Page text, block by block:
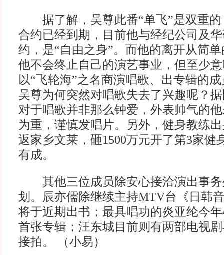
据了解，吴尊此番“单飞”是双重的
合约已经到期，目前他与经纪公司及
约，是“自由之身”。而他的离开从简
他不会终止自己的演艺事业，但至少
以“飞轮海”之名商演唱歌、出专辑的
吴尊为何突然对唱歌失去了兴趣呢？
对于唱歌并非那么钟爱，外表帅气的
为重，谨慎发唱片。另外，健身教练
返家乡文莱，砸1500万元开了第3家健
有成。
其他三位成员除安心接洽演出事务
划。辰亦儒除继续主持MTV台《日韩
将于近期出书；最具唱功的炎亚纶今
首张专辑；汪东城目前则有两部电视
接拍。 （小易）